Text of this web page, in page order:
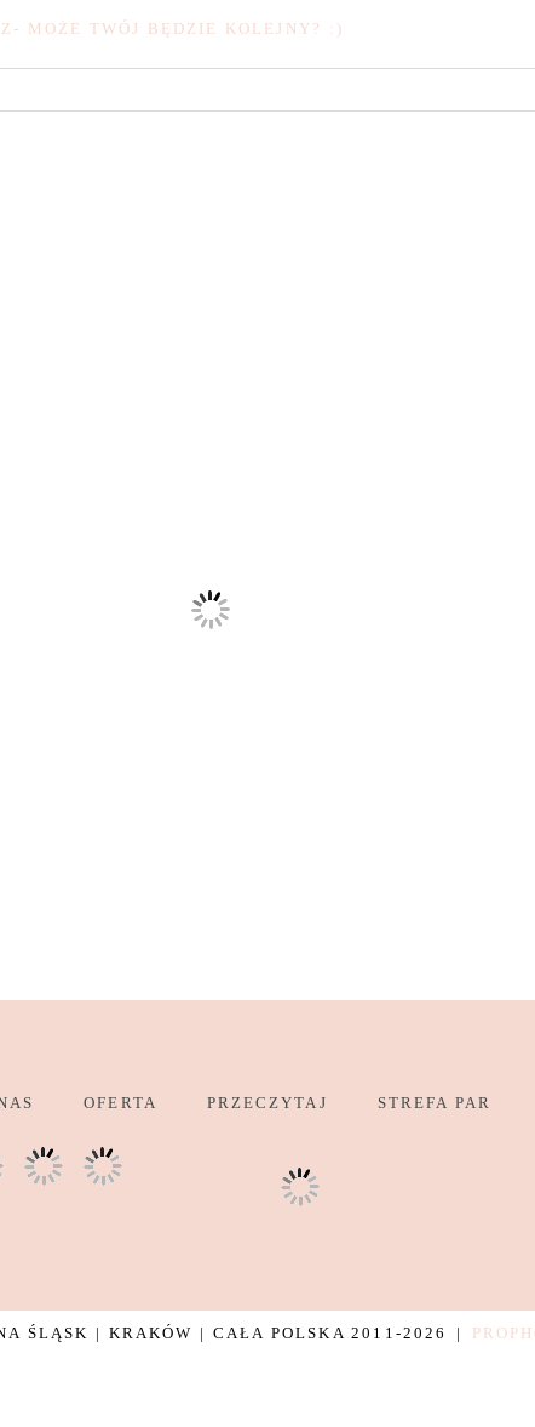
MOŻE TWÓJ BĘDZIE KOLEJNY? :)
OFERTA PRZECZYTAJ STREFA PAR
ŚLĄSK | KRAKÓW | CAŁA POLSKA 2011-2026 |